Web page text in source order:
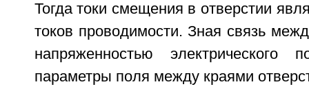
Тогда токи смещения в отверстии
токов проводимости. Зная связь
напряженностью
параметры поля между краями